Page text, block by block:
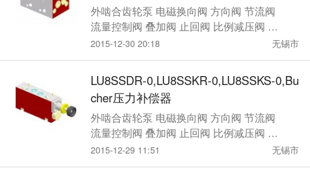
外啮合齿轮泵 电磁换向阀 方向阀 节流阀
流量控制阀 叠加阀 止回阀 比例减压阀 压
力控制阀
2015-12-30 20:18 无锡市
LU8SSDR-0,LU8SSKR-0,LU8SSKS-0,Bu
cher压力补偿器
外啮合齿轮泵 电磁换向阀 方向阀 节流阀
流量控制阀 叠加阀 止回阀 比例减压阀 压
力控制阀
2015-12-29 11:51 无锡市